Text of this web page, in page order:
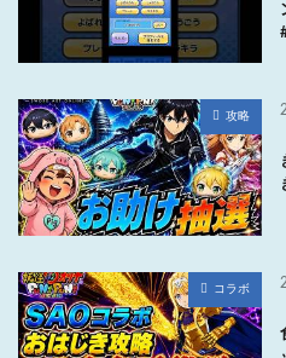
攻略
コラボ